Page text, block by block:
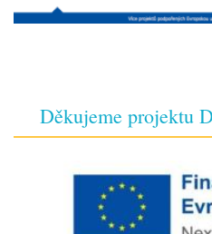
Děkujeme projektu